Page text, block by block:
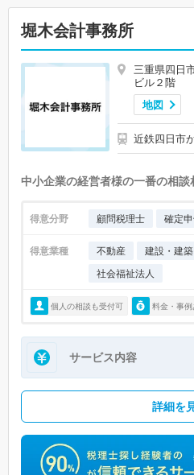
堀木会計事務所
三重県四日
ビル２階
地図
近鉄四日市
中小企業の経営者様の一番の相談
得意分野 顧問税理士 確定
得意業種 不動産 建設・建築
社会福祉法人
個人の相談も受付可 料金・事例
サービス内容
詳細を